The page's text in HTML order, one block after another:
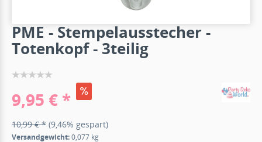
PME - Stempelausstecher -
Totenkopf - 3teilig
9,95 € *
10,99 € * (9,46% gespart)
Versandgewicht:0,077 kg